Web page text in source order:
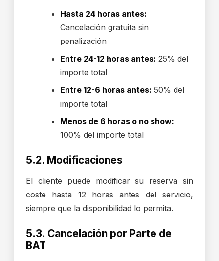
Hasta 24 horas antes:
Cancelación gratuita sin
penalización
Entre 24-12 horas antes: 25% del
importe total
Entre 12-6 horas antes: 50% del
importe total
Menos de 6 horas o no show:
100% del importe total
5.2. Modificaciones
El cliente puede modificar su reserva sin
coste hasta 12 horas antes del servicio,
siempre que la disponibilidad lo permita.
5.3. Cancelación por Parte de
BAT